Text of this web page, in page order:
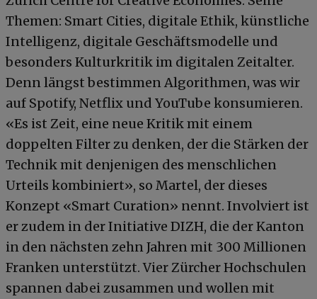
Themen: Smart Cities, digitale Ethik, künstliche
Intelligenz, digitale Geschäftsmodelle und
besonders Kulturkritik im digitalen Zeitalter.
Denn längst bestimmen Algorithmen, was wir
auf Spotify, Netflix und YouTube konsumieren.
«Es ist Zeit, eine neue Kritik mit einem
doppelten Filter zu denken, der die Stärken der
Technik mit denjenigen des menschlichen
Urteils kombiniert», so Martel, der dieses
Konzept «Smart Curation» nennt. Involviert ist
er zudem in der Initiative DIZH, die der Kanton
in den nächsten zehn Jahren mit 300 Millionen
Franken unterstützt. Vier Zürcher Hochschulen
spannen dabei zusammen und wollen mit